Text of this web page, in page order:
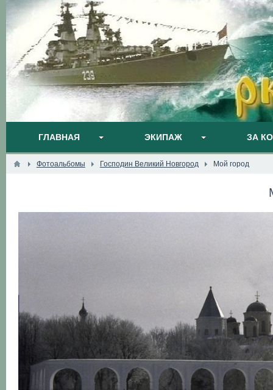
ГЛАВНАЯ ЭКИПАЖ ЗА
Фотоальбомы Господин Великий Новгород Мой город